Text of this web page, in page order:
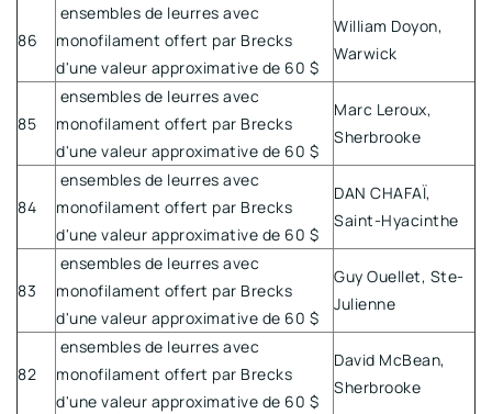
86
ensembles de leurres avec
monofilament offert par Brecks
d'une valeur approximative de 60 $
William Doyon,
Warwick
85
ensembles de leurres avec
monofilament offert par Brecks
d'une valeur approximative de 60 $
Marc Leroux,
Sherbrooke
84
ensembles de leurres avec
monofilament offert par Brecks
d'une valeur approximative de 60 $
DAN CHAFAÏ,
Saint-Hyacinthe
83
ensembles de leurres avec
monofilament offert par Brecks
d'une valeur approximative de 60 $
Guy Ouellet, Ste-
Julienne
82
ensembles de leurres avec
monofilament offert par Brecks
d'une valeur approximative de 60 $
David McBean,
Sherbrooke